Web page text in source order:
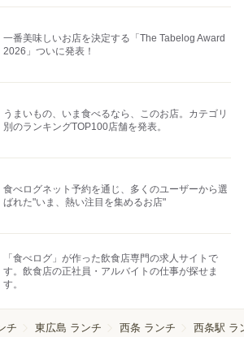
一番美味しいお店を決定する「The Tabelog Award
2026」ついに発表！
うまいもの、いま食べるなら、このお店。カテゴリ
別のランキングTOP100店舗を発表。
食べログネット予約を通じ、多くのユーザーから選
ばれた"いま、熱い注目を集めるお店"
「食べログ」が作った飲食店専門の求人サイトで
す。飲食店の正社員・アルバイトの仕事が探せま
す。
チ 東広島 ランチ 西条 ランチ 西条駅 ラ